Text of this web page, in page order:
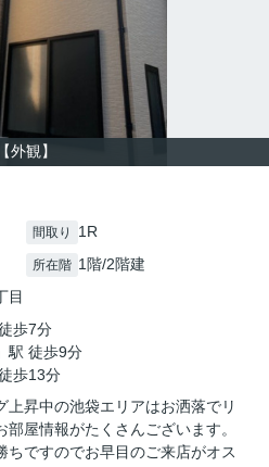
【外観】
間取り 1R
所在階 1階/2階建
目
歩7分
駅 徒歩9分
歩13分
上昇中の池袋エリアはお洒落でリ
屋情報がたくさんございます。
ちですのでお早目のご来店がオス